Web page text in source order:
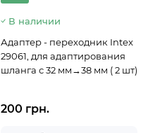
В наличии
Адаптер - переходник Intex
29061, для адаптирования
шланга с 32 мм→38 мм ( 2 шт)
200 грн.